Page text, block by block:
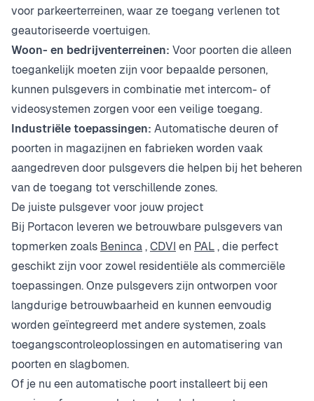
voor parkeerterreinen, waar ze toegang verlenen tot
geautoriseerde voertuigen.
Woon- en bedrijventerreinen: Voor poorten die alleen
toegankelijk moeten zijn voor bepaalde personen,
kunnen pulsgevers in combinatie met intercom- of
videosystemen zorgen voor een veilige toegang.
Industriële toepassingen: Automatische deuren of
poorten in magazijnen en fabrieken worden vaak
aangedreven door pulsgevers die helpen bij het beheren
van de toegang tot verschillende zones.
De juiste pulsgever voor jouw project
Bij Portacon leveren we betrouwbare pulsgevers van
topmerken zoals Beninca,CDVI en PAL, die perfect
geschikt zijn voor zowel residentiële als commerciële
toepassingen. Onze pulsgevers zijn ontworpen voor
langdurige betrouwbaarheid en kunnen eenvoudig
worden geïntegreerd met andere systemen, zoals
toegangscontroleoplossingen en automatisering van
poorten en slagbomen.
Of je nu een automatische poort installeert bij een